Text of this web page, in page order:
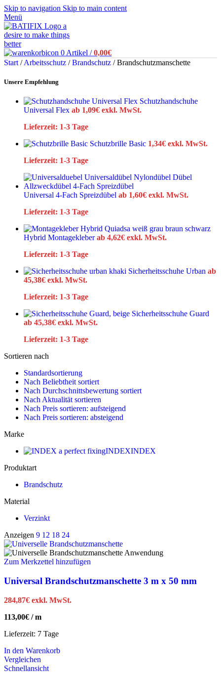
Skip to navigation Skip to main content
Menü
0 Artikel / 0,00€
Start / Arbeitsschutz / Brandschutz / Brandschutzmanschette
Unsere Empfehlung
Schutzhandschuhe
Universal Flex ab 1,09€ exkl. MwSt.
Lieferzeit: 1-3 Tage
Schutzbrille Basic 1,34€ exkl. MwSt.
Lieferzeit: 1-3 Tage
Universal 4-Fach Spreizdübel ab 1,60€ exkl. MwSt.
Lieferzeit: 1-3 Tage
Hybrid Montagekleberab 4,62€ exkl. MwSt.
Lieferzeit: 1-3 Tage
Sicherheitsschuhe Urban ab
45,38€ exkl. MwSt.
Lieferzeit: 1-3 Tage
Sicherheitsschuhe Guard
ab 45,38€ exkl. MwSt.
Lieferzeit: 1-3 Tage
Sortieren nach
Standardsortierung
Nach Beliebtheit sortiert
Nach Durchschnittsbewertung sortiert
Nach Aktualität sortieren
Nach Preis sortieren: aufsteigend
Nach Preis sortieren: absteigend
Marke
INDEXINDEX
Produktart
Brandschutz
Material
Verzinkt
Anzeigen 9 12 18 24
Zum Merkzettel hinzufügen
Universal Brandschutzmanschette 3 m x 50 mm
284,87€ exkl. MwSt.
113,00€ /m
Lieferzeit: 7 Tage
In den Warenkorb
Vergleichen
Schnellansicht